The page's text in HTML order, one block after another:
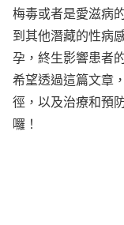
梅毒或者是愛滋病
到其他潛藏的性病
孕，終生影響患者
希望透過這篇文章
徑，以及治療和預
囉！